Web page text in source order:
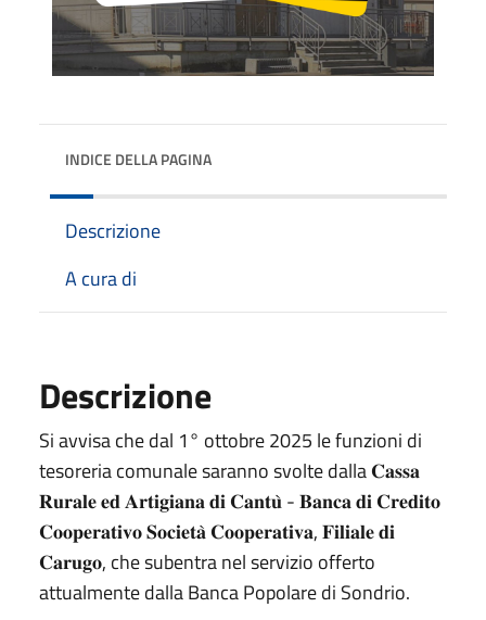
INDICE DELLA PAGINA
Descrizione
A cura di
Descrizione
Si avvisa che dal 1° ottobre 2025 le funzioni di
tesoreria comunale saranno svolte dalla 𝐂𝐚𝐬𝐬𝐚
𝐑𝐮𝐫𝐚𝐥𝐞 𝐞𝐝 𝐀𝐫𝐭𝐢𝐠𝐢𝐚𝐧𝐚 𝐝𝐢 𝐂𝐚𝐧𝐭𝐮̀ - 𝐁𝐚𝐧𝐜𝐚 𝐝𝐢 𝐂𝐫𝐞𝐝𝐢𝐭𝐨
𝐂𝐨𝐨𝐩𝐞𝐫𝐚𝐭𝐢𝐯𝐨 𝐒𝐨𝐜𝐢𝐞𝐭𝐚̀ 𝐂𝐨𝐨𝐩𝐞𝐫𝐚𝐭𝐢𝐯𝐚, 𝐅𝐢𝐥𝐢𝐚𝐥𝐞 𝐝𝐢
𝐂𝐚𝐫𝐮𝐠𝐨, che subentra nel servizio offerto
attualmente dalla Banca Popolare di Sondrio.